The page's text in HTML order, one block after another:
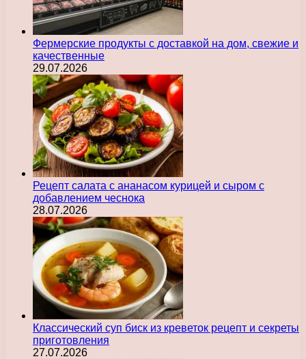
Фермерские продукты с доставкой на дом, свежие и
качественные
29.07.2026
Рецепт салата с ананасом курицей и сыром с
добавлением чеснока
28.07.2026
Классический суп биск из креветок рецепт и секреты
приготовления
27.07.2026